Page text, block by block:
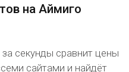
на Аймиго
секунды сравнит цены
сайтами и найдёт